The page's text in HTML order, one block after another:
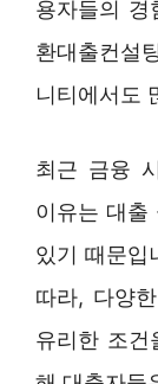
용자들의 경
환대출컨설
니티에서도
최근 금융
이유는 대출
있기 때문입
따라, 다양
유리한 조건